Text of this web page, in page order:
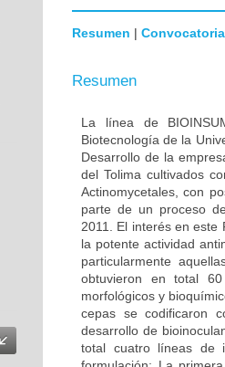
Resumen | Convocatoria
Resumen
La línea de
Biotecnología de la
Desarrollo de la
del Tolima cultivados
Actinomycetales, con
parte de un proceso
2011. El interés en
la potente actividad
particularmente
obtuvieron en total
morfológicos y
cepas se codificaron
desarrollo de
total cuatro líneas de